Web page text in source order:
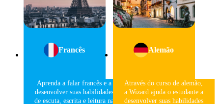
Francês
Aprenda a falar francês e a
desenvolver suas habilidades
de escuta, escrita e leitura na
Alemão
Através do curso de alemão,
a Wizard ajuda o estudante a
desenvolver suas habilidades